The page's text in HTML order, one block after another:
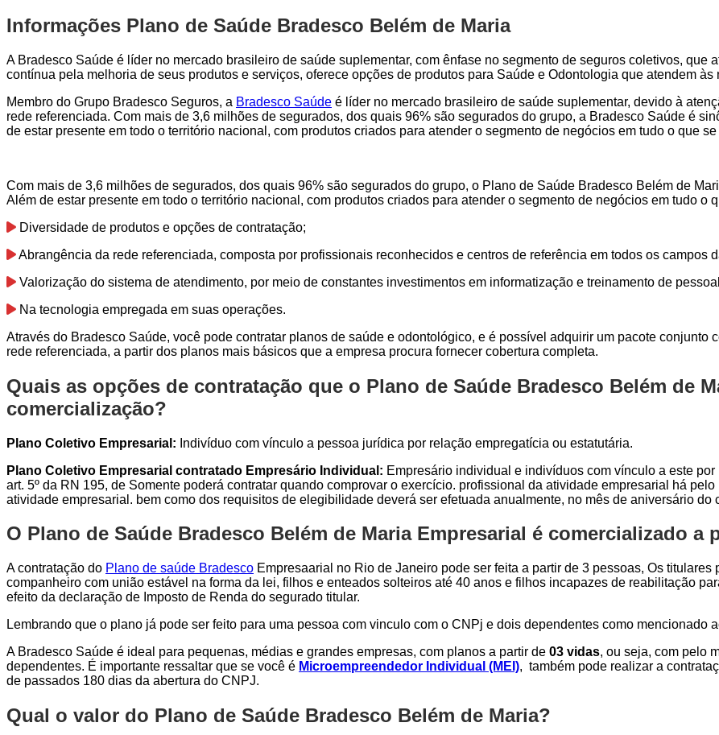
Informações Plano de Saúde Bradesco Belém de Maria
A Bradesco Saúde é líder no mercado brasileiro de saúde suplementar, com ênfase no segmento de seguros coletivos,
contínua pela melhoria de seus produtos e serviços, oferece opções de produtos para Saúde e Odontologia que atendem
Membro do Grupo Bradesco Seguros, a Bradesco Saúde é líder no mercado brasileiro de saúde suplementar, devido à
rede referenciada. Com mais de 3,6 milhões de segurados, dos quais 96% são segurados do grupo, a Bradesco Saúde é
de estar presente em todo o território nacional, com produtos criados para atender o segmento de negócios em tudo o que
Com mais de 3,6 milhões de segurados, dos quais 96% são segurados do grupo, o Plano de Saúde Bradesco Belém de
Além de estar presente em todo o território nacional, com produtos criados para atender o segmento de negócios em tudo o
Diversidade de produtos e opções de contratação;
Abrangência da rede referenciada, composta por profissionais reconhecidos e centros de referência em todos os campos
Valorização do sistema de atendimento, por meio de constantes investimentos em informatização e treinamento de
Na tecnologia empregada em suas operações.
Através do Bradesco Saúde, você pode contratar planos de saúde e odontológico, e é possível adquirir um pacote conjunto
rede referenciada, a partir dos planos mais básicos que a empresa procura fornecer cobertura completa.
Quais as opções de contratação que o Plano de Saúde Bradesco Belém de
comercialização?
Plano Coletivo Empresarial: Indivíduo com vínculo a pessoa jurídica por relação empregatícia ou estatutária.
Plano Coletivo Empresarial contratado Empresário Individual: Empresário individual e indivíduos com vínculo a este
art. 5º da RN 195, de Somente poderá contratar quando comprovar o exercício. profissional da atividade empresarial há
atividade empresarial. bem como dos requisitos de elegibilidade deverá ser efetuada anualmente, no mês de aniversário do
O Plano de Saúde Bradesco Belém de Maria Empresarial é comercializado a
A contratação do Plano de saúde Bradesco Empresaarial no Rio de Janeiro pode ser feita a partir de 3 pessoas, Os titulares
companheiro com união estável na forma da lei, filhos e enteados solteiros até 40 anos e filhos incapazes de reabilitação
efeito da declaração de Imposto de Renda do segurado titular.
Lembrando que o plano já pode ser feito para uma pessoa com vinculo com o CNPj e dois dependentes como mencionado
A Bradesco Saúde é ideal para pequenas, médias e grandes empresas, com planos a partir de 03 vidas, ou seja, com pelo
dependentes. É importante ressaltar que se você é Microempreendedor Individual (MEI), também pode realizar a
de passados 180 dias da abertura do CNPJ.
Qual o valor do Plano de Saúde Bradesco Belém de Maria?